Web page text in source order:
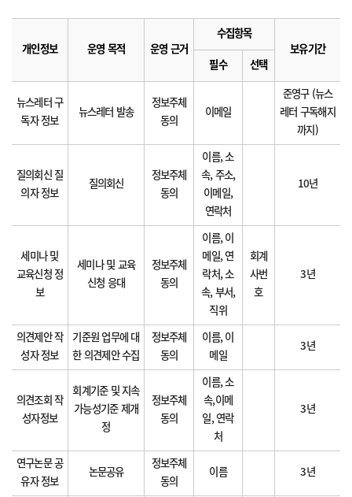
개인정보 운영 목적 운영 근거
수집항목
보유기간
필수
선택
뉴스레터 구
독자 정보
뉴스레터 발송
정보주체
동의
이메일
준영구 (뉴스
레터 구독해지
까지)
질의회신 질
의자 정보
질의회신
정보주체
동의
이름, 소
속, 주소,
이메일,
연락처
10년
세미나 및
교육신청 정
보
세미나 및 교육
신청 응대
정보주체
동의
이름, 이
메일, 연
락처, 소
속, 부서,
직위
회계
사번
호
3년
의견제안 작
성자 정보
기준원 업무에 대
한 의견제안 수집
정보주체
동의
이름, 이
메일
3년
의견조회 작
성자정보
회계기준 및 지속
가능성기준 제개
정
정보주체
동의
이름, 소
속,이메
일, 연락
처
3년
연구논문 공
유자 정보
논문공유
정보주체
동의
이름 3년